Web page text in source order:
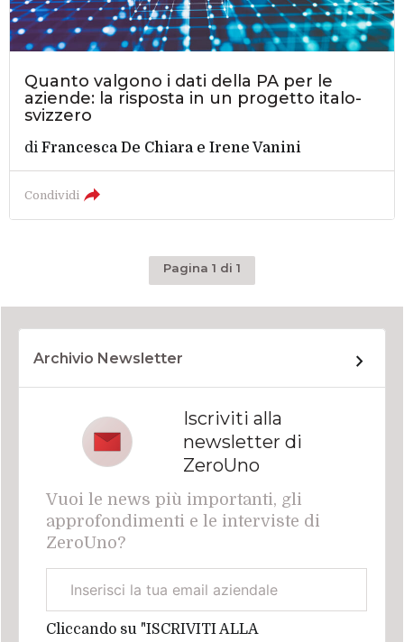
Quanto valgono i dati della PA per le
aziende: la risposta in un progetto italo-
svizzero
diFrancesca De ChiaraeIrene Vanini
Condividi
Pagina 1 di 1
Archivio Newsletter
Iscriviti alla
newsletter di
ZeroUno
Vuoi le news più importanti, gli
approfondimenti e le interviste di
ZeroUno?
aziendale
Cliccando su "ISCRIVITI ALLA